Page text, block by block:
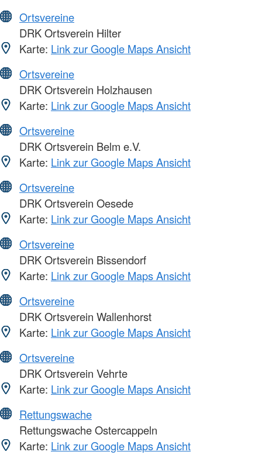
Ortsvereine
DRK Ortsverein Hilter
Karte: Link zur Google Maps Ansicht
Ortsvereine
DRK Ortsverein Holzhausen
Karte: Link zur Google Maps Ansicht
Ortsvereine
DRK Ortsverein Belm e.V.
Karte: Link zur Google Maps Ansicht
Ortsvereine
DRK Ortsverein Oesede
Karte: Link zur Google Maps Ansicht
Ortsvereine
DRK Ortsverein Bissendorf
Karte: Link zur Google Maps Ansicht
Ortsvereine
DRK Ortsverein Wallenhorst
Karte: Link zur Google Maps Ansicht
Ortsvereine
DRK Ortsverein Vehrte
Karte: Link zur Google Maps Ansicht
Rettungswache
Rettungswache Ostercappeln
Karte: Link zur Google Maps Ansicht